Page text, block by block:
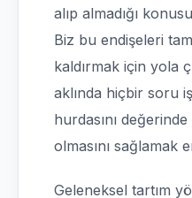
alıp almadığı
Biz bu endişeleri
kaldırmak için yola
aklında hiçbir soru
hurdasını değerinde
olmasını sağlamak
Geleneksel tartım